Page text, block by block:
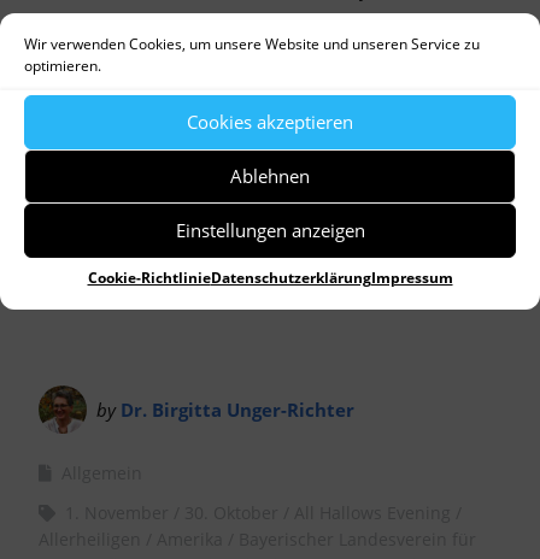
Wir verwenden Cookies, um unsere Website und unseren Service zu
optimieren.
Cookies akzeptieren
Ablehnen
Einstellungen anzeigen
Cookie-RichtlinieDatenschutzerklärungImpressum
Heimatpflege schreibt sehr unterhaltsam über Pro
und Contra zumneuen Brauch „Halloween“.
by Dr. Birgitta Unger-Richter